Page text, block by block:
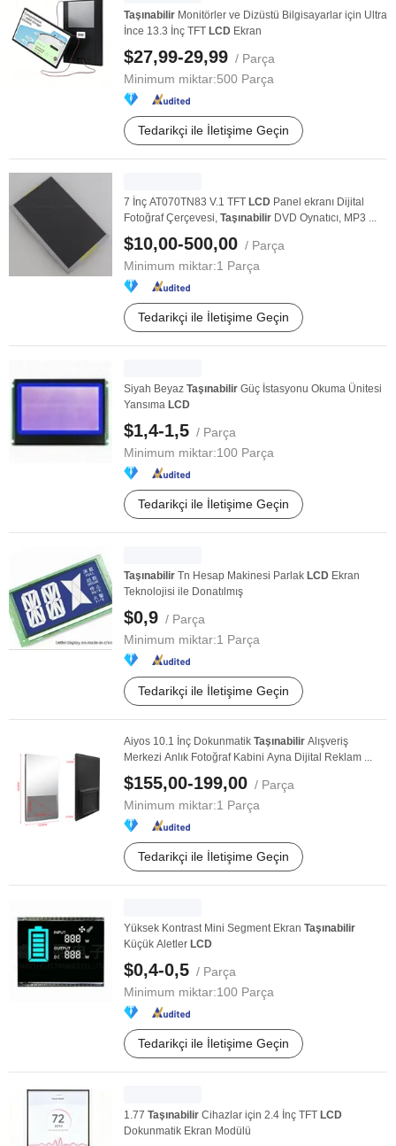
Taşınabilir Monitörler ve Dizüstü Bilgisayarlar için Ultra
İnce 13.3 İnç TFT LCD Ekran
$27,99-29,99 / Parça
Minimum miktar:500 Parça
Tedarikçi ile İletişime Geçin
7 İnç AT070TN83 V.1 TFT LCD Panel ekranı Dijital
Fotoğraf Çerçevesi, Taşınabilir DVD Oynatıcı, MP3 ...
$10,00-500,00 / Parça
Minimum miktar:1 Parça
Tedarikçi ile İletişime Geçin
Siyah Beyaz Taşınabilir Güç İstasyonu Okuma Ünitesi
Yansıma LCD
$1,4-1,5 / Parça
Minimum miktar:100 Parça
Tedarikçi ile İletişime Geçin
Taşınabilir Tn Hesap Makinesi Parlak LCD Ekran
Teknolojisi ile Donatılmış
$0,9 / Parça
Minimum miktar:1 Parça
Tedarikçi ile İletişime Geçin
Aiyos 10.1 İnç Dokunmatik Taşınabilir Alışveriş
Merkezi Anlık Fotoğraf Kabini Ayna Dijital Reklam ...
$155,00-199,00 / Parça
Minimum miktar:1 Parça
Tedarikçi ile İletişime Geçin
Yüksek Kontrast Mini Segment Ekran Taşınabilir
Küçük Aletler LCD
$0,4-0,5 / Parça
Minimum miktar:100 Parça
Tedarikçi ile İletişime Geçin
1.77 Taşınabilir Cihazlar için 2.4 İnç TFT LCD
Dokunmatik Ekran Modülü